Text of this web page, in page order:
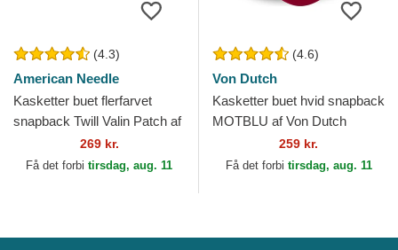
(4.3)
American Needle
Kasketter buet flerfarvet
snapback Twill Valin Patch af
American Needle
269 kr.
Få det forbi tirsdag, aug. 11
(4.6)
Von Dutch
Kasketter buet hvid snapback
MOTBLU af Von Dutch
259 kr.
Få det forbi tirsdag, aug. 11